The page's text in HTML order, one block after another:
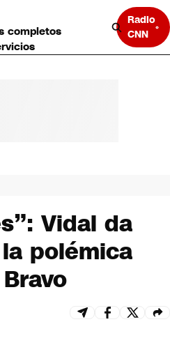
completos
Radio
CNN
Vidal da
polémica